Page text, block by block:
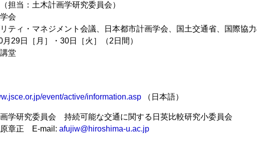
当：土木計画学研究委員会）
会
ィ・マネジメント会議、日本都市計画学会、国土交通省、国際協
29日［月］・30日［火］（2日間）
堂
event/active/information.asp（日本語）
学研究委員会 持続可能な交通に関する日英比較研究小委員会
E-mail: afujiw@hiroshima-u.ac.jp